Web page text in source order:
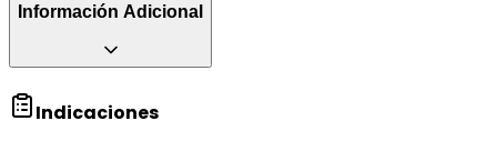
Información Adicional
Indicaciones